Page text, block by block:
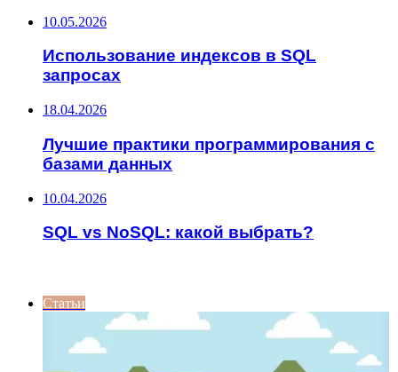
10.05.2026
Использование индексов в SQL
запросах
18.04.2026
Лучшие практики программирования с
базами данных
10.04.2026
SQL vs NoSQL: какой выбрать?
Статьи